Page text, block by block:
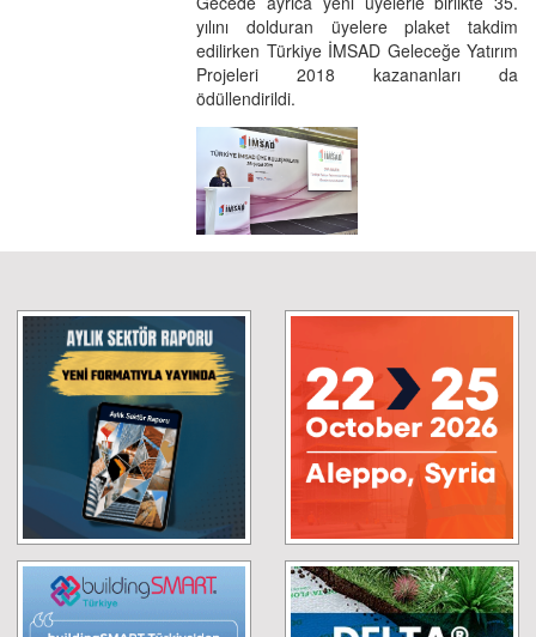
yılını dolduran üyelere plaket takdim
edilirken Türkiye İMSAD Geleceğe Yatırım
Projeleri 2018 kazananları da
ödüllendirildi.